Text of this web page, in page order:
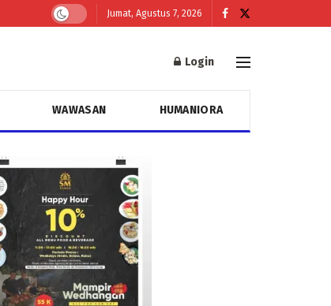
Jumat, Agustus 7, 2026
Login
WAWASAN HUMANIORA